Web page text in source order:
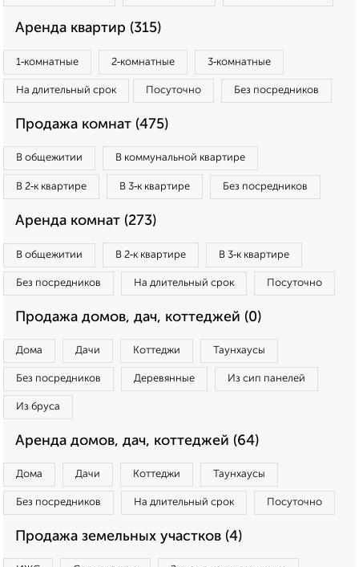
Аренда квартир (315)
1‑комнатные 2‑комнатные 3‑комнатные
На длительный срок Посуточно Без посредников
Продажа комнат (475)
В общежитии В коммунальной квартире
В 2‑к квартире В 3‑к квартире Без посредников
Аренда комнат (273)
В общежитии В 2‑к квартире В 3‑к квартире
Без посредников На длительный срок Посуточно
Продажа домов, дач, коттеджей (0)
Дома Дачи Коттеджи Таунхаусы
Без посредников Деревянные Из сип панелей
Из бруса
Аренда домов, дач, коттеджей (64)
Дома Дачи Коттеджи Таунхаусы
Без посредников На длительный срок Посуточно
Продажа земельных участков (4)